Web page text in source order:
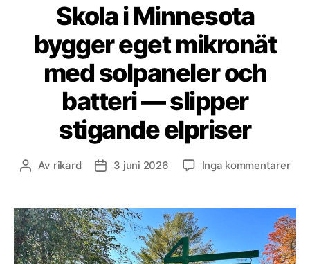
Skola i Minnesota
bygger eget mikronät
med solpaneler och
batteri — slipper
stigande elpriser
Inläggsförfattare
Av rikard Inläggsdatum
3 juni 2026 Inga kommentarertill